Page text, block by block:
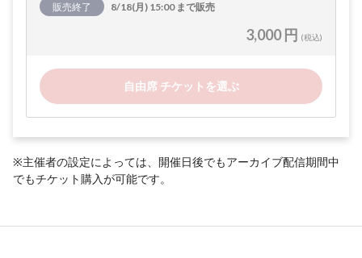
販売終了 8/18(月) 15:00 まで販売
3,000 円 (税込)
自由席 チケットを選ぶ
※主催者の設定によっては、開催日後でもアーカイブ配信期間中
でもチケット購入が可能です。